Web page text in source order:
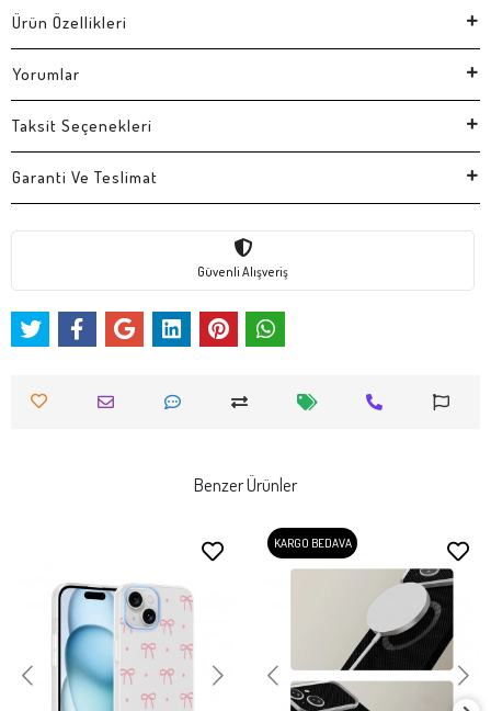
Ürün Özellikleri
Yorumlar
Taksit Seçenekleri
Garanti Ve Teslimat
Güvenli Alışveriş
Benzer Ürünler
KARGO BEDAVA